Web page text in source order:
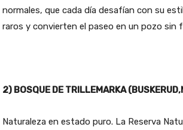
normales, que cada día desafían con su
raros y convierten el paseo en un pozo sin
2) BOSQUE DE TRILLEMARKA
Naturaleza en estado puro. La Reserva